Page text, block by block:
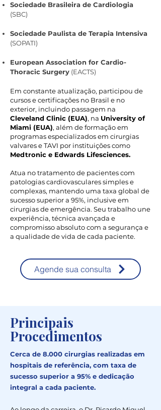
Sociedade Brasileira de Cardiologia
(SBC)
Sociedade Paulista de Terapia Intensiva
(SOPATI)
European Association for Cardio-
Thoracic Surgery (EACTS)
Em constante atualização, participou de
cursos e certificações no Brasil e no
exterior, incluindo passagem na
Cleveland Clinic (EUA), na University of
Miami (EUA), além de formação em
programas especializados em cirurgias
valvares e TAVI por instituições como
Medtronic e Edwards Lifesciences.
Atua no tratamento de pacientes com
patologias cardiovasculares simples e
complexas, mantendo uma taxa global de
sucesso superior a 95%, inclusive em
cirurgias de emergência. Seu trabalho une
experiência, técnica avançada e
compromisso absoluto com a segurança e
a qualidade de vida de cada paciente.
Agende sua consulta
Principais
Procedimentos
Cerca de 8.000 cirurgias realizadas em
hospitais de referência, com taxa de
sucesso superior a 95% e dedicação
integral a cada paciente.